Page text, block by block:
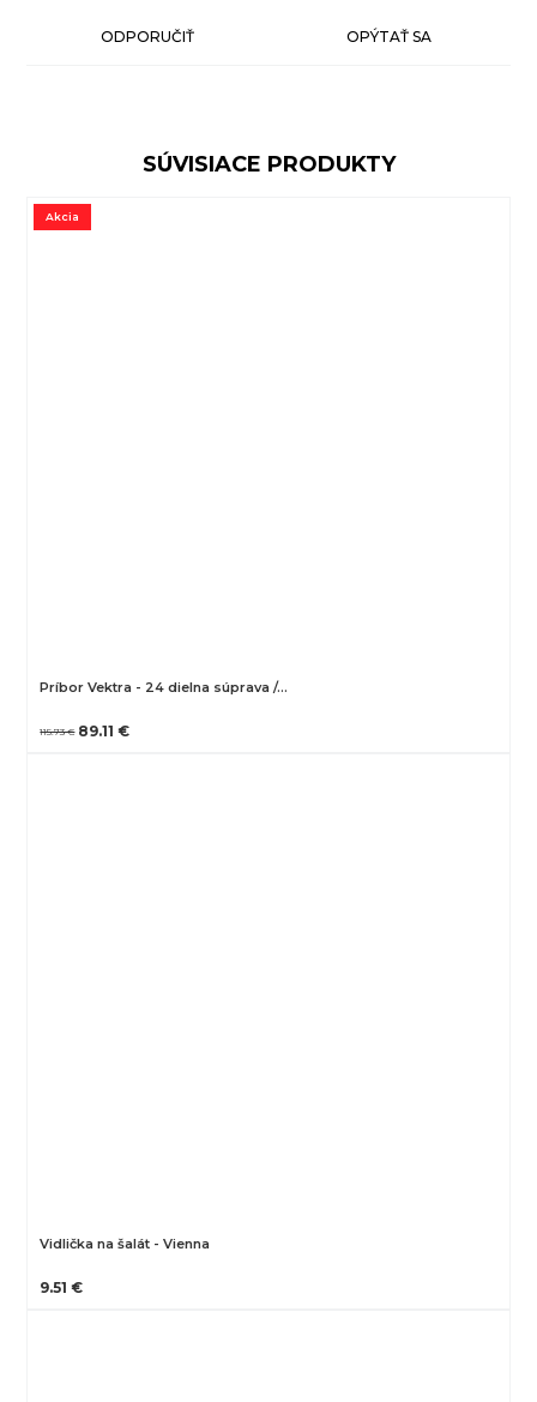
ODPORUČIŤ OPÝTAŤ SA
SÚVISIACE PRODUKTY
Akcia
Príbor Vektra - 24 dielna súprava /…
115.73 € 89.11 €
Vidlička na šalát - Vienna
9.51 €